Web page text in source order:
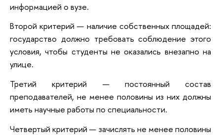
информацией о вузе.
Второй критерий — наличие собственных площадей:
государство должно требовать соблюдение этого
условия, чтобы студенты не оказались внезапно на
улице.
Третий критерий — постоянный состав
преподавателей, не менее половины из них должны
иметь научные работы по специальности.
Четвертый критерий — зачислять не менее половины